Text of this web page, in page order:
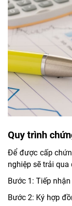
Quy trình
Để được cấp
nghiệp sẽ trải
Bước 1: Tiếp
Bước 2: Ký hợp